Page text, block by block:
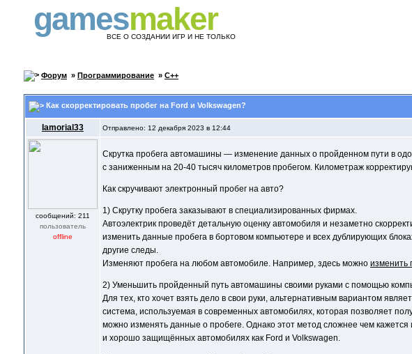
gamesmaker
ВСЕ О СОЗДАНИИ ИГР И НЕ ТОЛЬКО
Форум » Программирование » C++
Как скорректировать пробег на Ford и Volkswagen?
Iamorial33 Отправлено: 12 декабря 2023 в 12:44
cообщений: 211
пользователь
offline
Скрутка пробега автомашины — изменение данных о пройденном пути в
с заниженным на 20-40 тысяч километров пробегом. Километраж
Как скручивают электронный пробег на авто?
1) Скрутку пробега заказывают в специализированных фирмах.
Автоэлектрик проведёт детальную оценку автомобиля и незаметно
изменить данные пробега в бортовом компьютере и всех дублирующих
другие следы.
Изменяют пробега на любом автомобиле. Например, здесь можно изменить
2) Уменьшить пройденный путь автомашины своими руками с помощью
Для тех, кто хочет взять дело в свои руки, альтернативным вариантом
система, используемая в современных автомобилях, которая позволяет
можно изменять данные о пробеге. Однако этот метод сложнее чем
и хорошо защищённых автомобилях как Ford и Volkswagen.